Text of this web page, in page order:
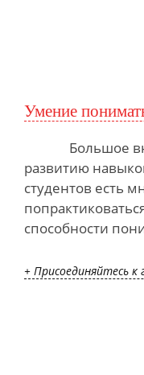
Умение
Большое
развитию
студентов есть
способности
+ Присоединяйтесь к